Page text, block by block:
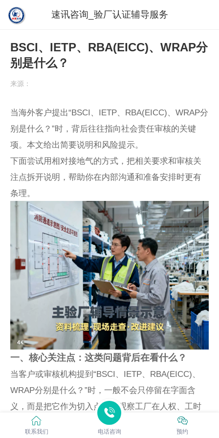
速讯咨询_验厂认证辅导服务
BSCI、IETP、RBA(EICC)、WRAP分
别是什么？
来源：
当海外客户提出“BSCI、IETP、RBA(EICC)、WRAP分
别是什么？”时，背后往往指向社会责任审核的关键
项。本文给出简要说明和风险提示。
下面尝试用相对接地气的方式，把相关要求和审核关
注点拆开说明，帮助你在内部沟通和准备安排时更有
条理。
一、核心关注点：这类问题背后在看什么？
当客户或审核机构提到“BSCI、IETP、RBA(EICC)、
WRAP分别是什么？”时，一般不会只停留在字面含
义，而是把它作为切入点，去观察工厂在人权、工时
工资、健康安全、环境、管理体系或供应链透明度等
联系我们 电话咨询 预约